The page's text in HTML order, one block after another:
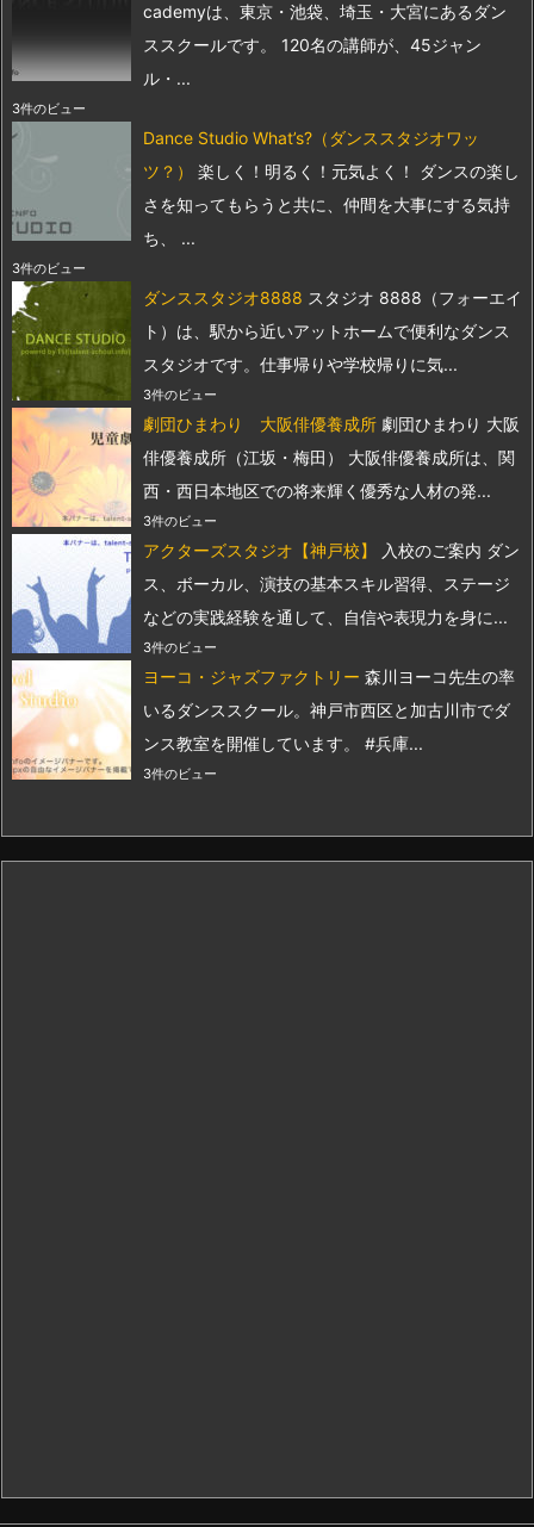
cademyは、東京・池袋、埼玉・大宮にあるダン
ススクールです。 120名の講師が、45ジャン
ル・...
3件のビュー
Dance Studio What’s?（ダンススタジオワッ
ツ？）
楽しく！明るく！元気よく！ ダンスの楽し
さを知ってもらうと共に、仲間を大事にする気持
ち、 ...
3件のビュー
ダンススタジオ8888 スタジオ 8888（フォーエイ
ト）は、駅から近いアットホームで便利なダンス
スタジオです。仕事帰りや学校帰りに気...
3件のビュー
劇団ひまわり 大阪俳優養成所 劇団ひまわり 大阪
俳優養成所（江坂・梅田） 大阪俳優養成所は、関
西・西日本地区での将来輝く優秀な人材の発...
3件のビュー
アクターズスタジオ【神戸校】
入校のご案内 ダン
ス、ボーカル、演技の基本スキル習得、ステージ
などの実践経験を通して、自信や表現力を身に...
3件のビュー
ヨーコ・ジャズファクトリー 森川ヨーコ先生の率
いるダンススクール。神戸市西区と加古川市でダ
ンス教室を開催しています。 #兵庫...
3件のビュー